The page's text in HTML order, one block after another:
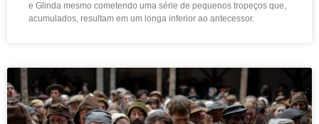
e Glinda mesmo cometendo uma série de pequenos tropeços que,
acumulados, resultam em um longa inferior ao antecessor.